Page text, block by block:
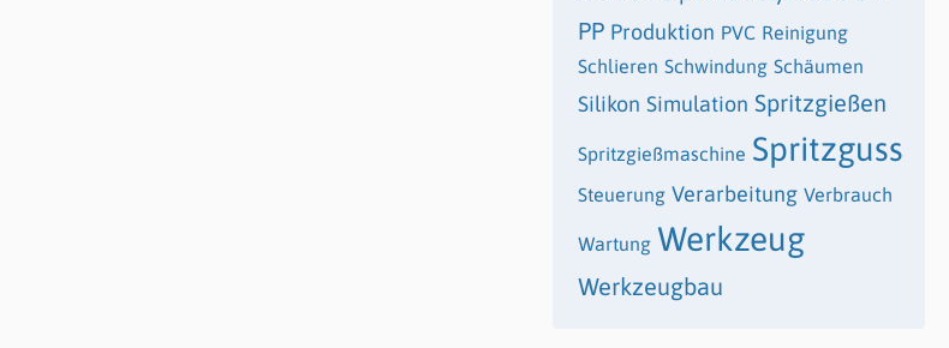
PP Produktion PVC Reinigung
Schlieren Schwindung Schäumen
Silikon Simulation Spritzgießen
Spritzgießmaschine Spritzguss
Steuerung Verarbeitung Verbrauch
Wartung Werkzeug
Werkzeugbau